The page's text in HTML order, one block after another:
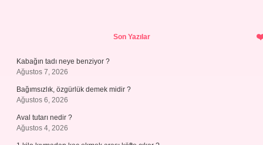
Son Yazılar
Kabağın tadı neye benziyor ?
Ağustos 7, 2026
Bağımsızlık, özgürlük demek midir ?
Ağustos 6, 2026
Aval tutarı nedir ?
Ağustos 4, 2026